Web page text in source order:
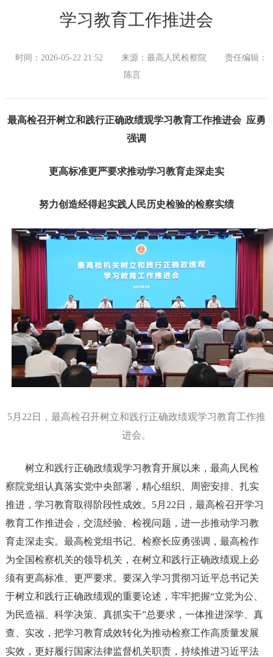
学习教育工作推进会
时间：2026-05-22 21:52 来源：最高人民检察院
责任编辑：
陈言
最高检召开树立和践行正确政绩观学习教育工作推进会 应勇
强调
更高标准更严要求推动学习教育走深走实
努力创造经得起实践人民历史检验的检察实绩
5月22日，最高检召开树立和践行正确政绩观学习教育工作推
进会。
树立和践行正确政绩观学习教育开展以来，最高人民检
察院党组认真落实党中央部署，精心组织、周密安排、扎实
推进，学习教育取得阶段性成效。5月22日，最高检召开学习
教育工作推进会，交流经验、检视问题，进一步推动学习教
育走深走实。最高检党组书记、检察长应勇强调，最高检作
为全国检察机关的领导机关，在树立和践行正确政绩观上必
须有更高标准、更严要求。要深入学习贯彻习近平总书记关
于树立和践行正确政绩观的重要论述，牢牢把握“立党为公、
为民造福、科学决策、真抓实干”总要求，一体推进深学、真
查、实改，把学习教育成效转化为推动检察工作高质量发展
实效，更好履行国家法律监督机关职责，持续推进习近平法